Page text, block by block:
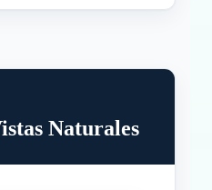
Naturales